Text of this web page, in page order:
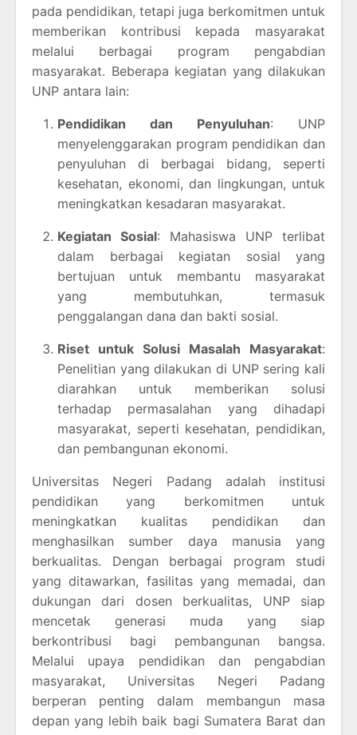
pada pendidikan, tetapi juga berkomitmen untuk
memberikan kontribusi kepada masyarakat
melalui berbagai program pengabdian
masyarakat. Beberapa kegiatan yang dilakukan
UNP antara lain:
Pendidikan dan Penyuluhan: UNP
menyelenggarakan program pendidikan dan
penyuluhan di berbagai bidang, seperti
kesehatan, ekonomi, dan lingkungan, untuk
meningkatkan kesadaran masyarakat.
Kegiatan Sosial: Mahasiswa UNP terlibat
dalam berbagai kegiatan sosial yang
bertujuan untuk membantu masyarakat
yang membutuhkan, termasuk
penggalangan dana dan bakti sosial.
Riset untuk Solusi Masalah Masyarakat:
Penelitian yang dilakukan di UNP sering kali
diarahkan untuk memberikan solusi
terhadap permasalahan yang dihadapi
masyarakat, seperti kesehatan, pendidikan,
dan pembangunan ekonomi.
Universitas Negeri Padang adalah institusi
pendidikan yang berkomitmen untuk
meningkatkan kualitas pendidikan dan
menghasilkan sumber daya manusia yang
berkualitas. Dengan berbagai program studi
yang ditawarkan, fasilitas yang memadai, dan
dukungan dari dosen berkualitas, UNP siap
mencetak generasi muda yang siap
berkontribusi bagi pembangunan bangsa.
Melalui upaya pendidikan dan pengabdian
masyarakat, Universitas Negeri Padang
berperan penting dalam membangun masa
depan yang lebih baik bagi Sumatera Barat dan